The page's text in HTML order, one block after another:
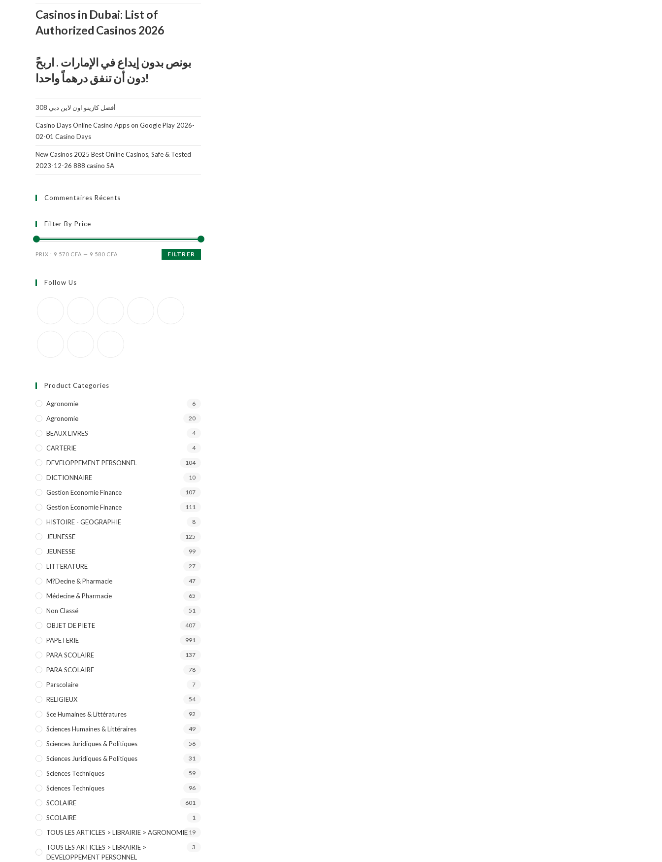
Casinos in Dubai: List of
Authorized Casinos 2026
دون أن تنفق درهماً واحدا!
أفضل كازينو اون لاين دبي 308
Casino Days Online Casino Apps on Google Play 2026-
02-01 Casino Days
New Casinos 2025 Best Online Casinos, Safe & Tested
2023-12-26 888 casino SA
Commentaires Récents
Filter By Price
FILTRER
PRIX : 9 570 CFA — 9 580 CFA
Follow Us
Product Categories
Agronomie 6
Agronomie 20
BEAUX LIVRES 4
CARTERIE 4
DEVELOPPEMENT PERSONNEL 104
DICTIONNAIRE 10
Gestion Economie Finance 107
Gestion Economie Finance 111
HISTOIRE - GEOGRAPHIE 8
JEUNESSE 125
JEUNESSE 99
LITTERATURE 27
M?decine & Pharmacie 47
Médecine & Pharmacie 65
Non Classé 51
OBJET DE PIETE 407
PAPETERIE 991
PARA SCOLAIRE 137
PARA SCOLAIRE 78
Parscolaire 7
RELIGIEUX 54
Sce Humaines & Littératures 92
Sciences Humaines & Littéraires 49
Sciences Juridiques & Politiques 56
Sciences Juridiques & Politiques 31
Sciences Techniques 59
Sciences Techniques 96
SCOLAIRE 601
SCOLAIRE 1
TOUS LES ARTICLES > LIBRAIRIE > AGRONOMIE 19
TOUS LES ARTICLES > LIBRAIRIE >
DEVELOPPEMENT PERSONNEL
3